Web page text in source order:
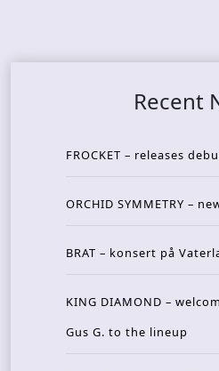
Recent
FROCKET – releases
ORCHID SYMMETRY –
BRAT – konsert på
KING DIAMOND –
Gus G. to the lineup